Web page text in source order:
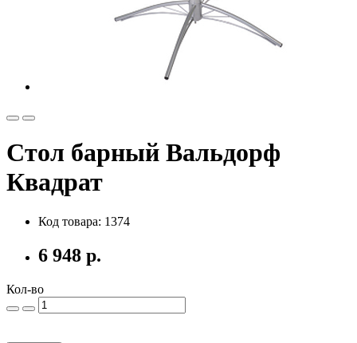
Стол барный Вальдорф
Квадрат
Код товара: 1374
6 948 р.
Кол-во